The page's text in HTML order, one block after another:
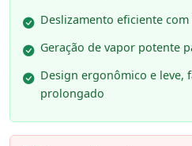
Deslizamento eficiente
Geração de vapor potente
Design ergonômico e leve,
prolongado